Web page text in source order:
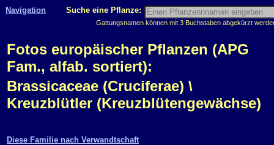
Navigation Suche eine Pflanze:
Gattungsnamen können mit 3 Buchstaben abgekürzt
Fotos europäischer Pflanzen (APG
Fam., alfab. sortiert):
Brassicaceae (Cruciferae) \
Kreuzblütler (Kreuzblütengewächse)
Diese Familie nach Verwandtschaft